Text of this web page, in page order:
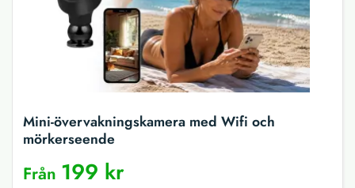
Mini-övervakningskamera med Wifi och
mörkerseende
Från 199 kr